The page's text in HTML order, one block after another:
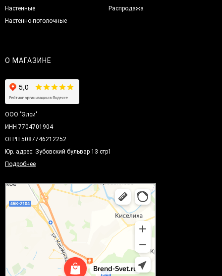
Настенные
Настенно-потолочные
Распродажа
О МАГАЗИНЕ
ООО "Элси"
ИНН 7704701904
ОГРН 5087746212252
Юр. адрес: Зубовский бульвар 13 стр1
Подробнее